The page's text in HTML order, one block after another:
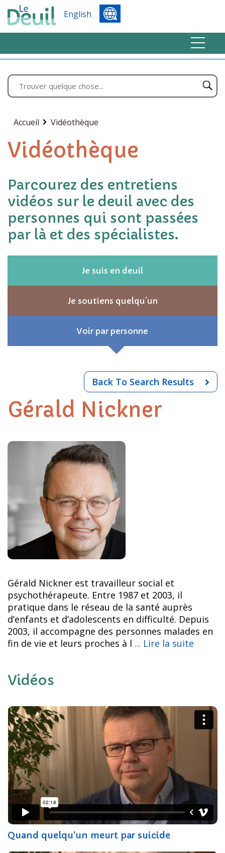
English
Accueil Vidéothèque
Vidéothèque
Parcourez des entretiens
vidéos sur le deuil avec des
personnes qui sont passées
par là et des spécialistes.
Je suis en deuil
Je soutiens quelqu’un
Voir par personne
Back To Search Results
Gérald Nickner
Gérald Nickner est travailleur social et
psychothérapeute. Entre 1987 et 2003, il
pratique dans le réseau de la santé auprès
d’enfants et d’adolescents en difficulté. Depuis
2003, il accompagne des personnes malades en
fin de vie et leurs proches à l ... Lire la suite
Vidéos
Quand quelqu'un meurt par suicide